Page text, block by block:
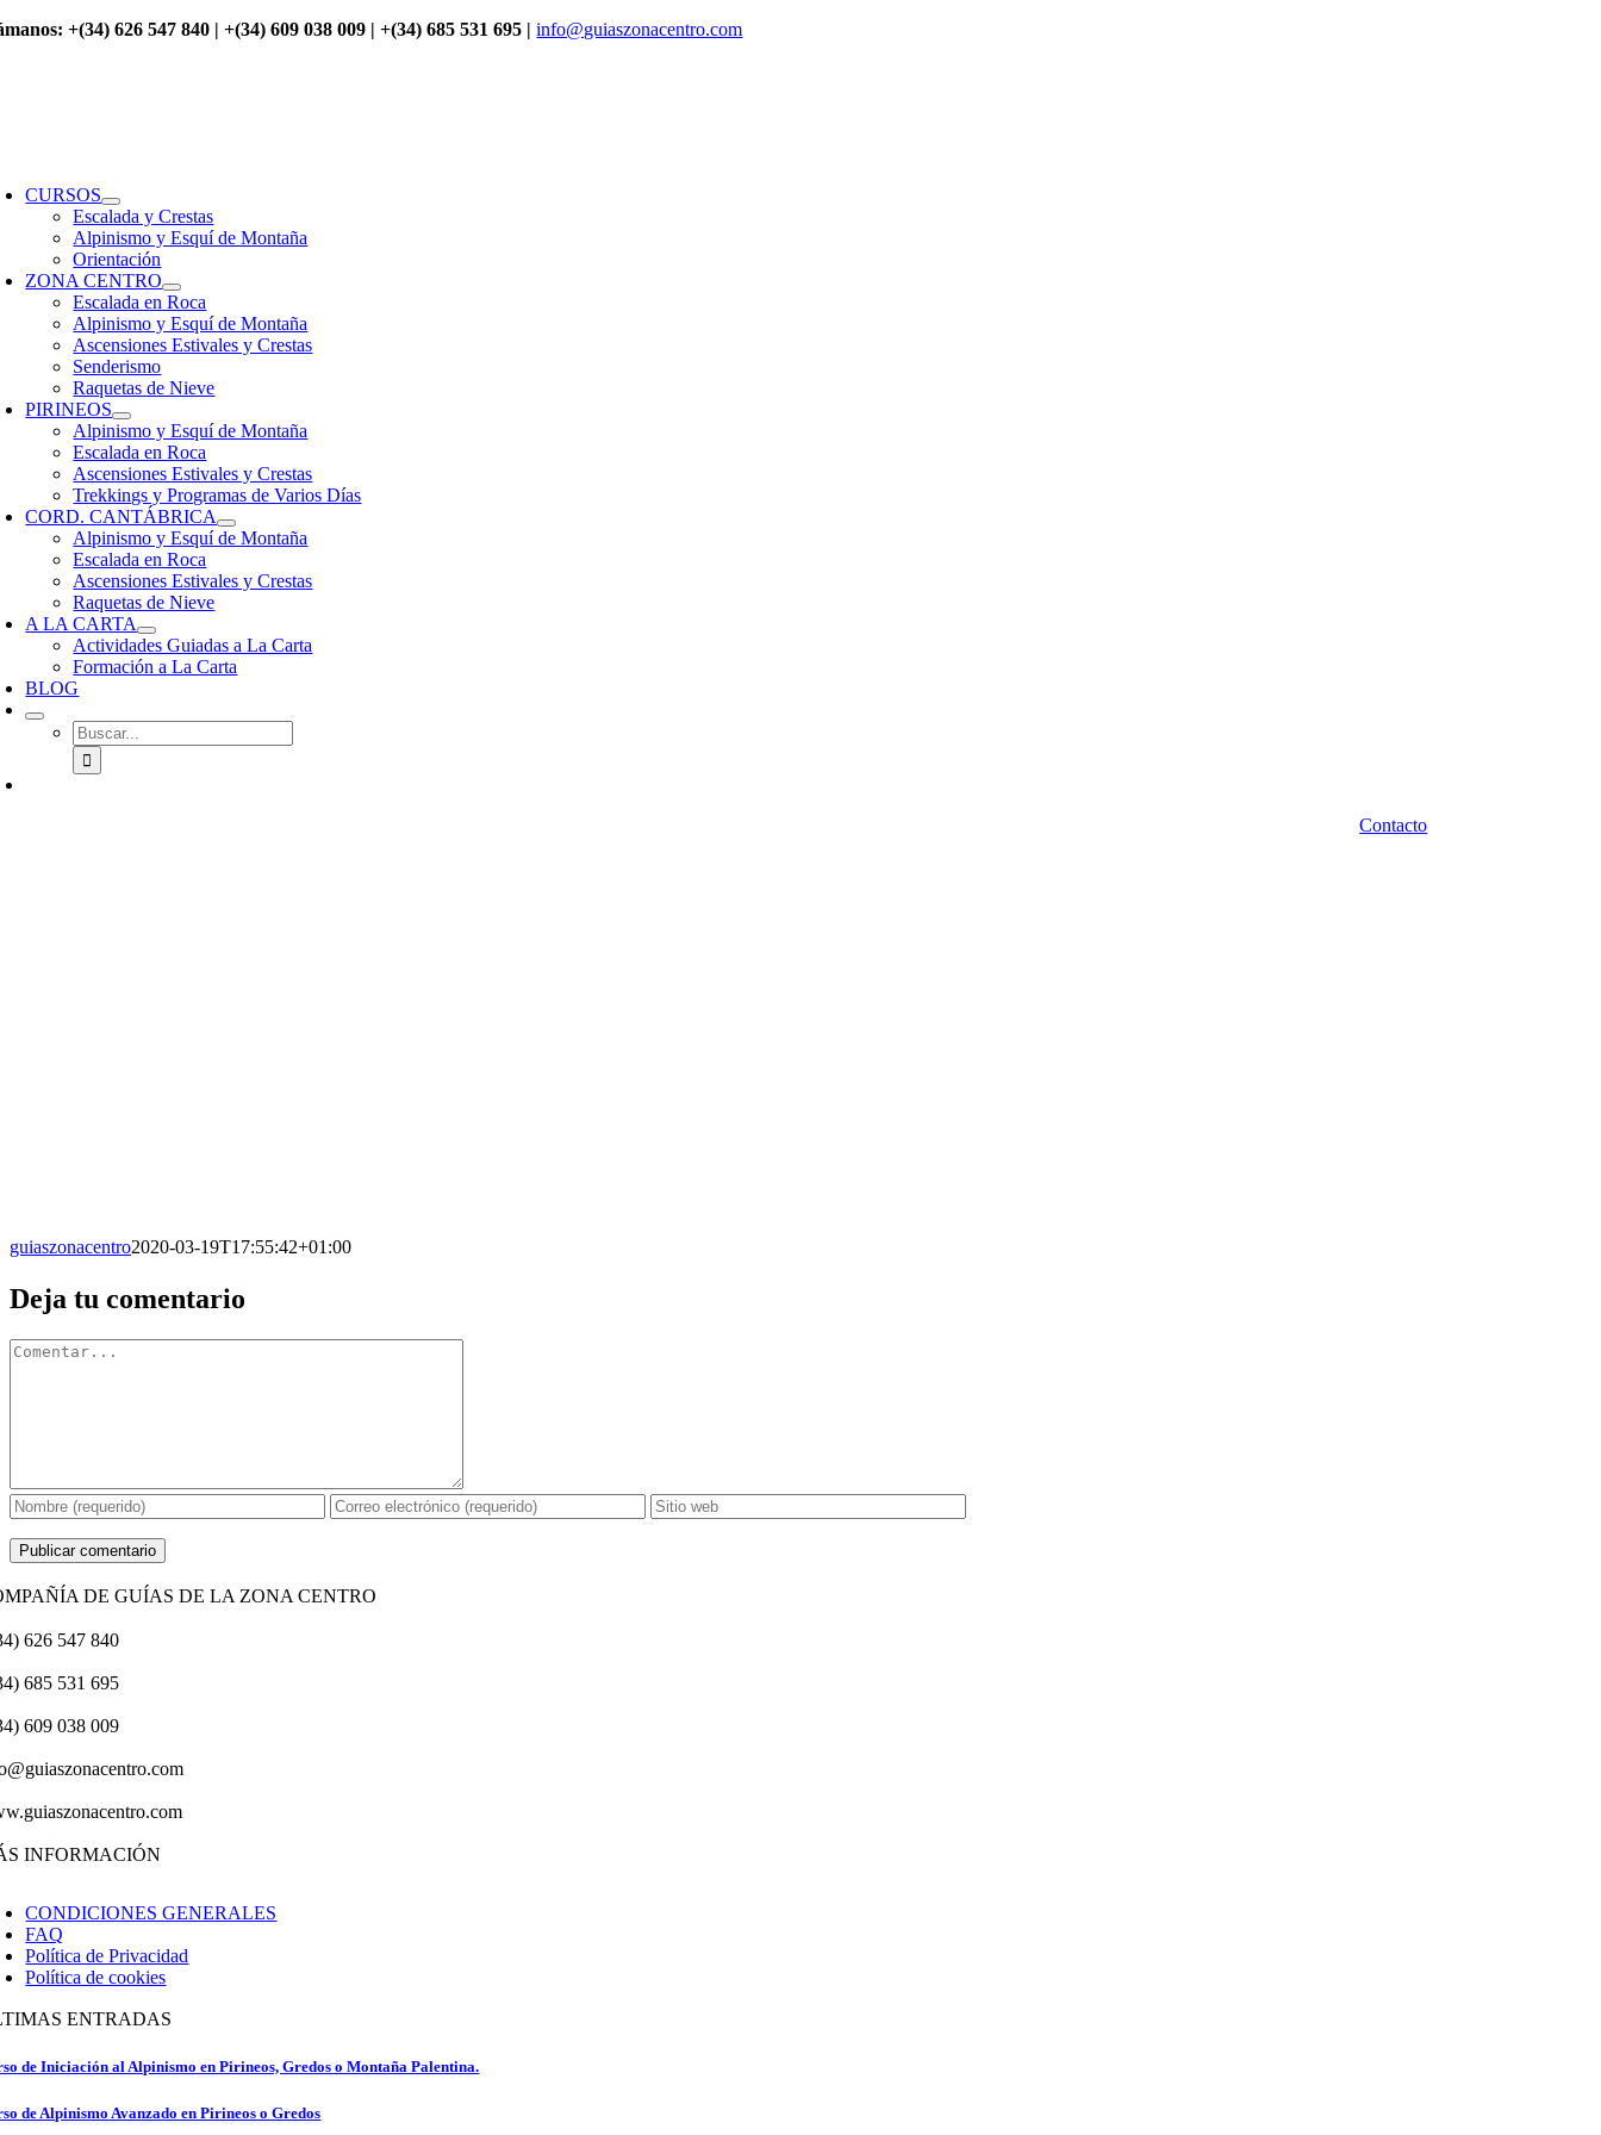
Saltar +(34) 626 547 840 | +(34) 609 038 009 | +(34) 685 531 695 | info@guiaszonacentro.com
CURSOS
Escalada y Crestas
Alpinismo y Esquí de Montaña
Orientación
ZONA CENTRO
Escalada en Roca
Alpinismo y Esquí de Montaña
Ascensiones Estivales y Crestas
Senderismo
Raquetas de Nieve
PIRINEOS
Alpinismo y Esquí de Montaña
Escalada en Roca
Ascensiones Estivales y Crestas
Trekkings y Programas de Varios Días
CORD. CANTÁBRICA
Alpinismo y Esquí de Montaña
Escalada en Roca
Ascensiones Estivales y Crestas
Raquetas de Nieve
A LA CARTA
Actividades Guiadas a La Carta
Formación a La Carta
BLOG
Buscar:
Contacto
guiaszonacentro2020-03-19T17:55:42+01:00
Facebook
X
Reddit
LinkedIn
WhatsApp
Tumblr
Pinterest
Vk
Correo
electrónico
Deja tu comentario
Comentario
DE GUÍAS DE LA ZONA CENTRO
626 547 840
685 531 695
609 038 009
INFORMACIÓN
CONDICIONES GENERALES
FAQ
Política de Privacidad
Política de cookies
ENTRADAS
de Iniciación al Alpinismo en Pirineos, Gredos o Montaña Palentina.
de Alpinismo Avanzado en Pirineos o Gredos